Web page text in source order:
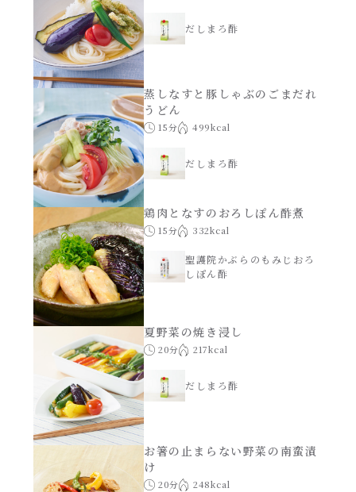
だしまろ酢
蒸しなすと豚しゃぶのごまだれ
うどん
15分 499kcal
だしまろ酢
鶏肉となすのおろしぽん酢煮
15分 332kcal
聖護院かぶらのもみじおろ
しぽん酢
夏野菜の焼き浸し
20分 217kcal
だしまろ酢
お箸の止まらない野菜の南蛮漬
け
20分 248kcal